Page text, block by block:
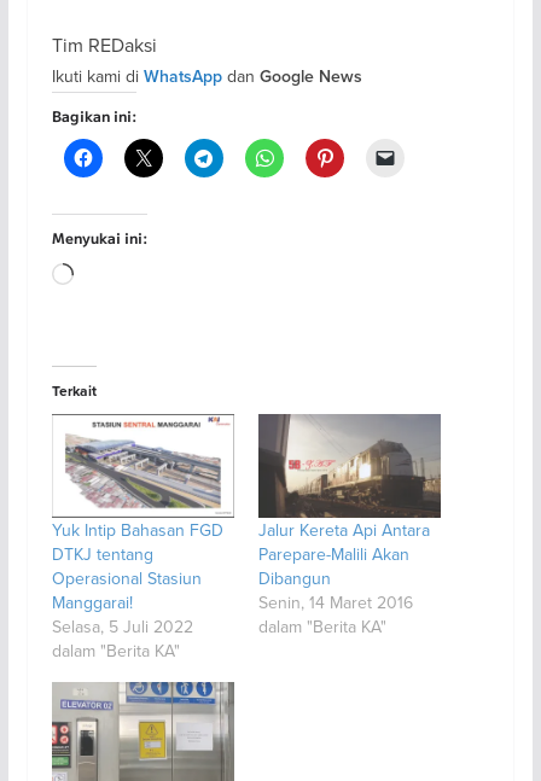
Tim REDaksi
Ikuti kami di WhatsAppdan Google News
Bagikan ini:
Menyukai ini:
Memuat...
Terkait
Yuk Intip Bahasan FGD
DTKJ tentang
Operasional Stasiun
Manggarai!
Selasa, 5 Juli 2022
dalam "Berita KA"
Jalur Kereta Api Antara
Parepare-Malili Akan
Dibangun
Senin, 14 Maret 2016
dalam "Berita KA"